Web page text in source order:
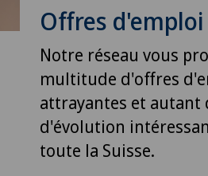
Offres d'emploi
Notre réseau vous
multitude d'offres
attrayantes et autant
d'évolution
toute la Suisse.